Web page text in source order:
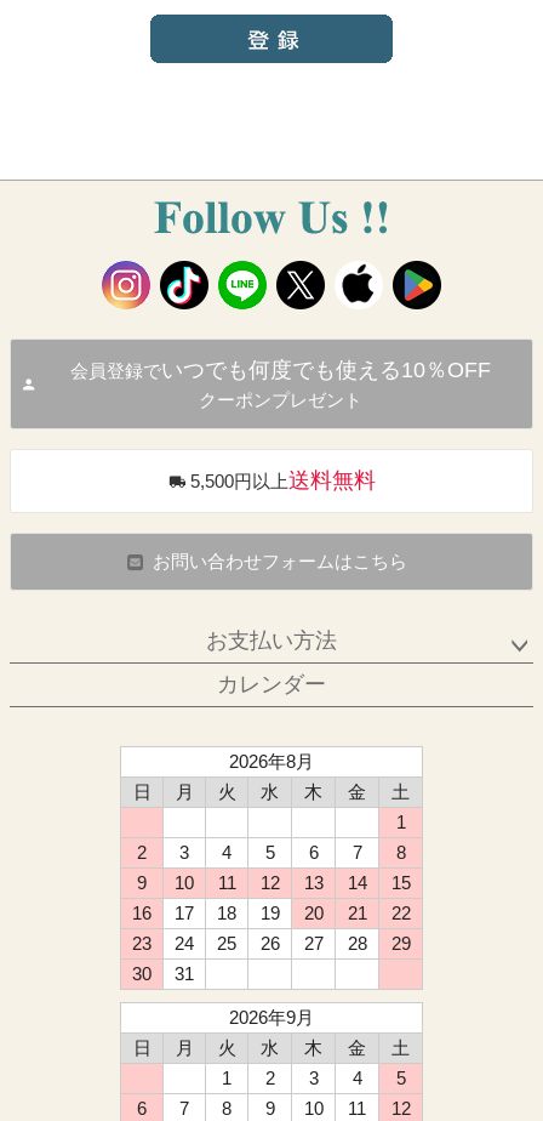
会員登録でいつでも何度でも使える10％OFF
クーポンプレゼント
5,500円以上送料無料
お問い合わせフォームはこちら
お支払い方法
カレンダー
2026年8月
日
月 火 水 木 金
土
1
2
3 4 5 6 7
8
9
10 11 12 13 14
15
16
17 18 19 20 21
22
23
24 25 26 27 28
29
30
31
2026年9月
日
月 火 水 木 金
土
1
2 3 4
5
6
7 8 9 10 11
12